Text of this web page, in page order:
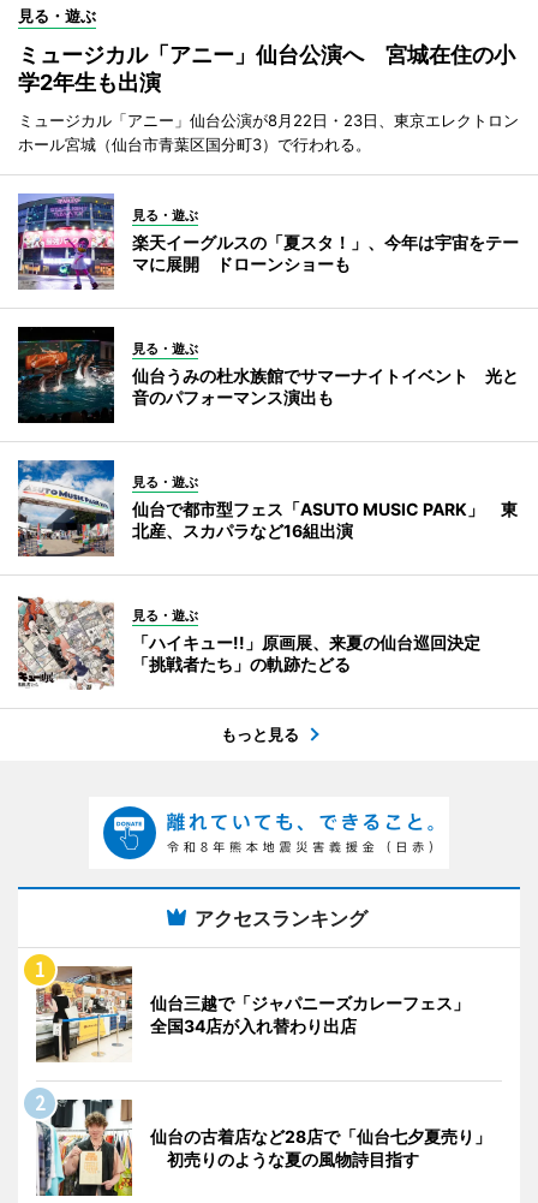
見る・遊ぶ
ミュージカル「アニー」仙台公演へ 宮城在住の小
学2年生も出演
ミュージカル「アニー」仙台公演が8月22日・23日、東京エレクトロン
ホール宮城（仙台市青葉区国分町3）で行われる。
見る・遊ぶ
楽天イーグルスの「夏スタ！」、今年は宇宙をテー
マに展開 ドローンショーも
見る・遊ぶ
仙台うみの杜水族館でサマーナイトイベント 光と
音のパフォーマンス演出も
見る・遊ぶ
仙台で都市型フェス「ASUTO MUSIC PARK」 東
北産、スカパラなど16組出演
見る・遊ぶ
「ハイキュー!!」原画展、来夏の仙台巡回決定
「挑戦者たち」の軌跡たどる
もっと見る
アクセスランキング
仙台三越で「ジャパニーズカレーフェス」
全国34店が入れ替わり出店
仙台の古着店など28店で「仙台七夕夏売り」
初売りのような夏の風物詩目指す